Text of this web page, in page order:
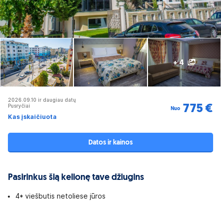
+ 4
2026.09.10 ir daugiau datų
Pusryčiai
Kas įskaičiuota
Nuo 775 €
Datos ir kainos
Pasirinkus šią kelionę tave džiugins
4* viešbutis netoliese jūros